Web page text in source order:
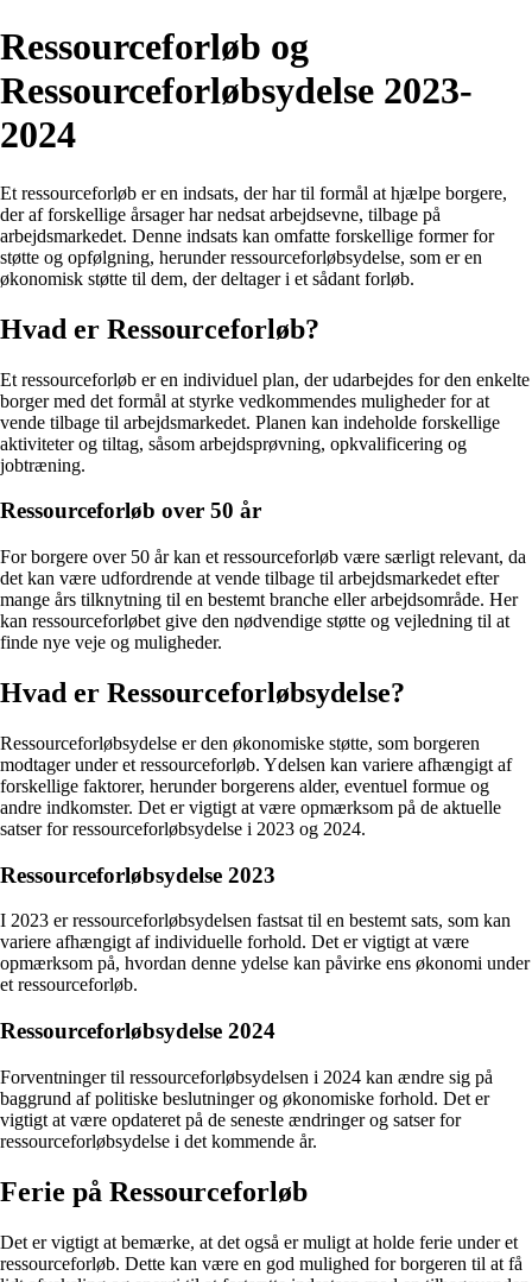
Ressourceforløb og
Ressourceforløbsydelse 2023-
2024
Et ressourceforløb er en indsats, der har til formål at hjælpe borgere,
der af forskellige årsager har nedsat arbejdsevne, tilbage på
arbejdsmarkedet. Denne indsats kan omfatte forskellige former for
støtte og opfølgning, herunder ressourceforløbsydelse, som er en
økonomisk støtte til dem, der deltager i et sådant forløb.
Hvad er Ressourceforløb?
Et ressourceforløb er en individuel plan, der udarbejdes for den enkelte
borger med det formål at styrke vedkommendes muligheder for at
vende tilbage til arbejdsmarkedet. Planen kan indeholde forskellige
aktiviteter og tiltag, såsom arbejdsprøvning, opkvalificering og
jobtræning.
Ressourceforløb over 50 år
For borgere over 50 år kan et ressourceforløb være særligt relevant, da
det kan være udfordrende at vende tilbage til arbejdsmarkedet efter
mange års tilknytning til en bestemt branche eller arbejdsområde. Her
kan ressourceforløbet give den nødvendige støtte og vejledning til at
finde nye veje og muligheder.
Hvad er Ressourceforløbsydelse?
Ressourceforløbsydelse er den økonomiske støtte, som borgeren
modtager under et ressourceforløb. Ydelsen kan variere afhængigt af
forskellige faktorer, herunder borgerens alder, eventuel formue og
andre indkomster. Det er vigtigt at være opmærksom på de aktuelle
satser for ressourceforløbsydelse i 2023 og 2024.
Ressourceforløbsydelse 2023
I 2023 er ressourceforløbsydelsen fastsat til en bestemt sats, som kan
variere afhængigt af individuelle forhold. Det er vigtigt at være
opmærksom på, hvordan denne ydelse kan påvirke ens økonomi under
et ressourceforløb.
Ressourceforløbsydelse 2024
Forventninger til ressourceforløbsydelsen i 2024 kan ændre sig på
baggrund af politiske beslutninger og økonomiske forhold. Det er
vigtigt at være opdateret på de seneste ændringer og satser for
ressourceforløbsydelse i det kommende år.
Ferie på Ressourceforløb
Det er vigtigt at bemærke, at det også er muligt at holde ferie under et
ressourceforløb. Dette kan være en god mulighed for borgeren til at få